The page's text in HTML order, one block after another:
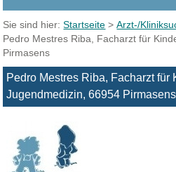
Sie sind hier:Startseite >Arzt-/
Pedro Mestres Riba, Facharzt für
Pirmasens
Pedro Mestres Riba, Facharzt für
Jugendmedizin, 66954 Pirmasens